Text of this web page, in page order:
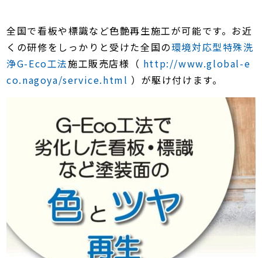
全国で看板や標識など色艶再生施工が可能です。お近
くの研修をしっかりと受けた全国の環境対応型特殊洗
浄G-Eco工法施工販売店様（ http://www.global-e
co.nagoya/service.html ）が駆け付けます。